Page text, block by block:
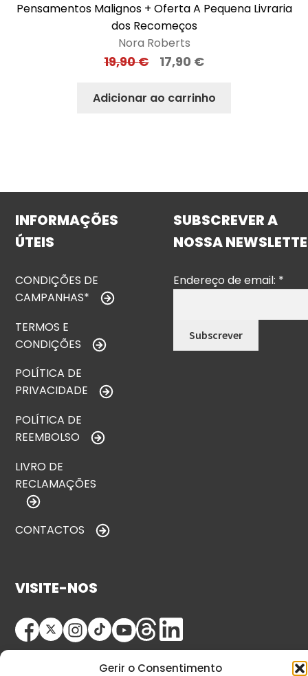
Gerir o Consentimento
Pensamentos Malignos + Oferta A Pequena Livraria
dos Recomeços
Nora Roberts
19,90€ 17,90 €
Adicionar ao carrinho
INFORMAÇÕES
ÚTEIS
CONDIÇÕES DE
CAMPANHAS*
TERMOS E
CONDIÇÕES
POLÍTICA DE
PRIVACIDADE
POLÍTICA DE
REEMBOLSO
LIVRO DE
RECLAMAÇÕES
CONTACTOS
SUBSCREVER A
NOSSA
Endereço de email: *
VISITE-NOS